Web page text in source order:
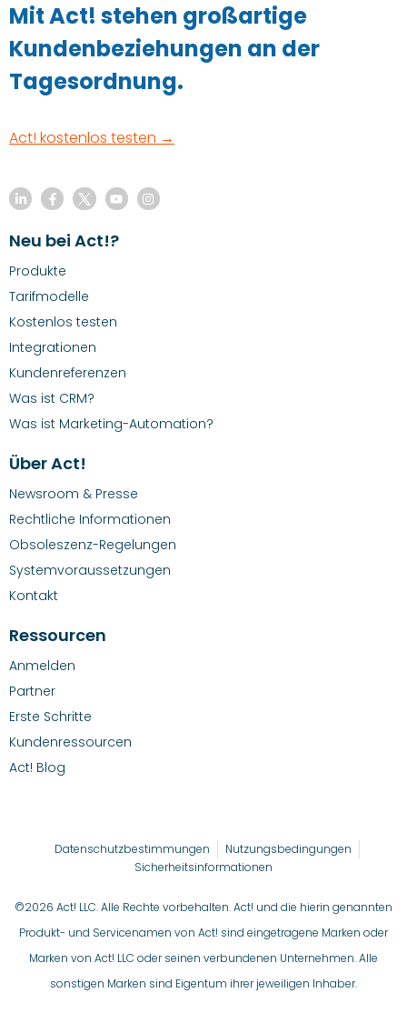
Mit Act! stehen großartige
Kundenbeziehungen an der
Tagesordnung.
Act! kostenlos testen →
Neu bei Act!?
Produkte
Tarifmodelle
Kostenlos testen
Integrationen
Kundenreferenzen
Was ist CRM?
Was ist Marketing-Automation?
Über Act!
Newsroom & Presse
Rechtliche Informationen
Obsoleszenz-Regelungen
Systemvoraussetzungen
Kontakt
Ressourcen
Anmelden
Partner
Erste Schritte
Kundenressourcen
Act! Blog
Datenschutzbestimmungen
Nutzungsbedingungen
Sicherheitsinformationen
©2026 Act! LLC. Alle Rechte vorbehalten. Act! und die hierin genannten
Produkt- und Servicenamen von Act! sind eingetragene Marken oder
Marken von Act! LLC oder seinen verbundenen Unternehmen. Alle
sonstigen Marken sind Eigentum ihrer jeweiligen Inhaber.